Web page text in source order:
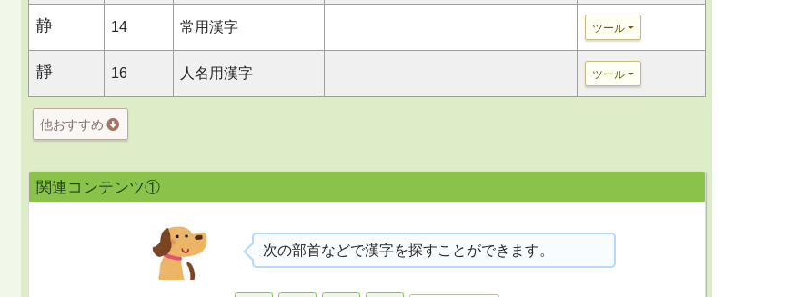
静 14 常用漢字 ツール
靜 16 人名用漢字 ツール
他おすすめ
関連コンテンツ①
次の部首などで漢字を探すことができます。